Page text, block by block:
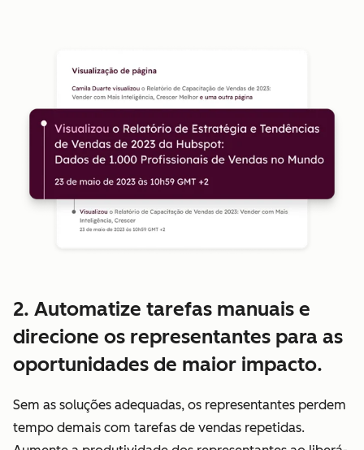
2. Automatize tarefas manuais e
direcione os representantes para as
oportunidades de maior impacto.
Sem as soluções adequadas, os representantes perdem
tempo demais com tarefas de vendas repetidas.